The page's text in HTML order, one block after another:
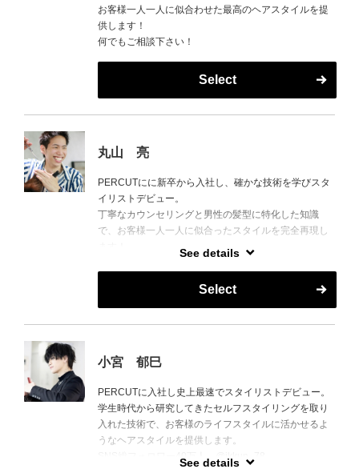
お客様一人一人に似合わせた最高のヘアスタイルを提
供します！
何でもご相談下さい！
Select
丸山 亮
PERCUTにに新卒から入社し、確かな技術を学びスタ
イリストデビュー。
丁寧なカウンセリングと男性の髪型に特化した知識
で、お客様一人一人に似合ったスタイルを完全再現し
See details
Select
小宮 郁巳
PERCUTに入社し史上最速でスタイリストデビュー。
学生時代から研究してきたセルフスタイリングを取り
入れた技術で、お客様のライフスタイルに活かせるよ
うなヘアスタイルを提供します。
SNS総フォロワー40万人。@ikkun_78
See details